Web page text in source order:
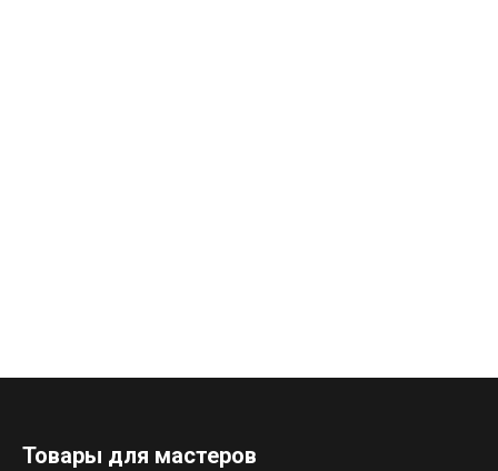
Товары для мастеров